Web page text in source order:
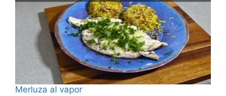
Merluza al vapor